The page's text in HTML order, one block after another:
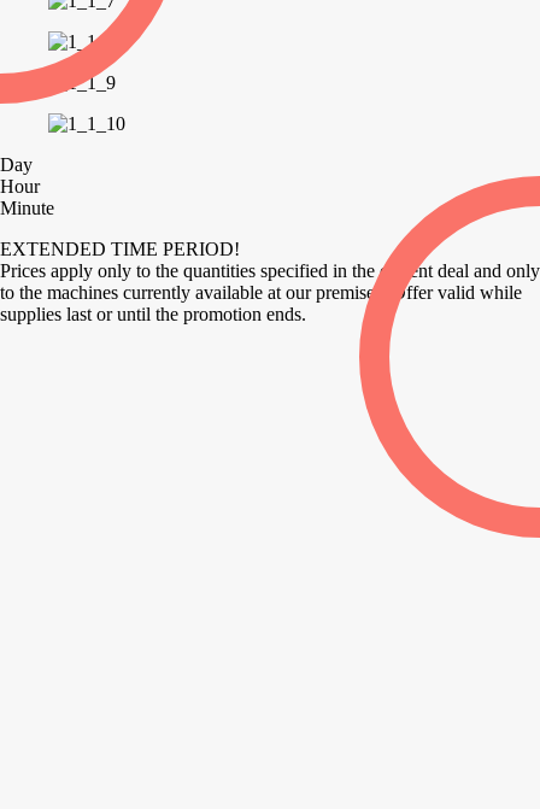
Day
Hour
Minute
EXTENDED TIME PERIOD!
Prices apply only to the quantities specified in the current deal and only
to the machines currently available at our premises. Offer valid while
supplies last or until the promotion ends.